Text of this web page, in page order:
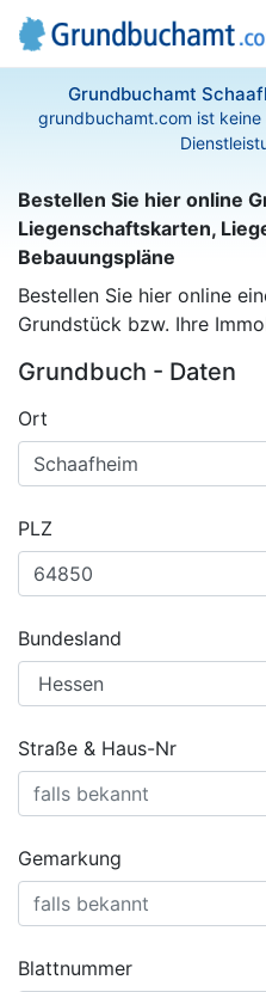
Grundbuchamt
grundbuchamt.com ist
Bestellen Sie hier online
Liegenschaftskarten,
Bebauungspläne
Bestellen Sie hier online
Grundstück bzw. Ihre
Grundbuch - Daten
Ort
PLZ
Bundesland
Straße & Haus-Nr
Gemarkung
Blattnummer